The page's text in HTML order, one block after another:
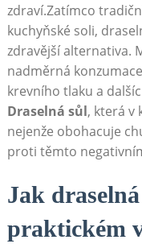
zdraví.Zatímco
kuchyňské soli,
zdravější alternativa.
nadměrná
krevního tlaku a
Draselná sůl, která v
nejenže obohacuje
proti těmto
Jak
praktickém